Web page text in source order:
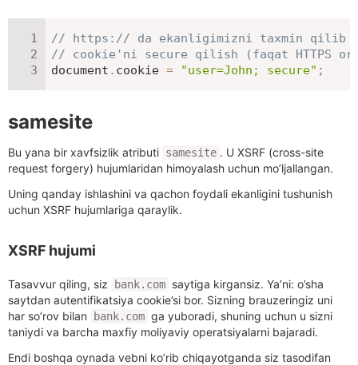
// https:// da ekanligimizni taxmin qilib
// cookie'ni secure qilish (faqat HTTPS
document . cookie = "user=John; secure" ;
samesite
Bu yana bir xavfsizlik atributi samesite . U XSRF (cross-site
request forgery) hujumlaridan himoyalash uchun mo’ljallangan.
Uning qanday ishlashini va qachon foydali ekanligini tushunish
uchun XSRF hujumlariga qaraylik.
XSRF hujumi
Tasavvur qiling, siz bank.com saytiga kirgansiz. Ya’ni: o’sha
saytdan autentifikatsiya cookie’si bor. Sizning brauzeringiz uni
har so’rov bilan
bank.com ga yuboradi, shuning uchun u sizni
taniydi va barcha maxfiy moliyaviy operatsiyalarni bajaradi.
Endi boshqa oynada vebni ko’rib chiqayotganda siz tasodifan